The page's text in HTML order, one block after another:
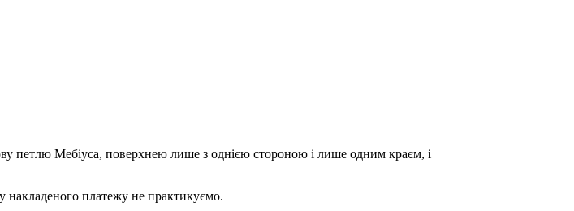
петлю Мебіуса, поверхнею лише з однією стороною і лише одним краєм, і
накладеного платежу не практикуємо.